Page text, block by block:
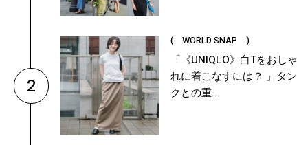
2
( WORLD SNAP )
「《UNIQLO》白Tをおしゃ
れに着こなすには？ 」タン
クとの重...